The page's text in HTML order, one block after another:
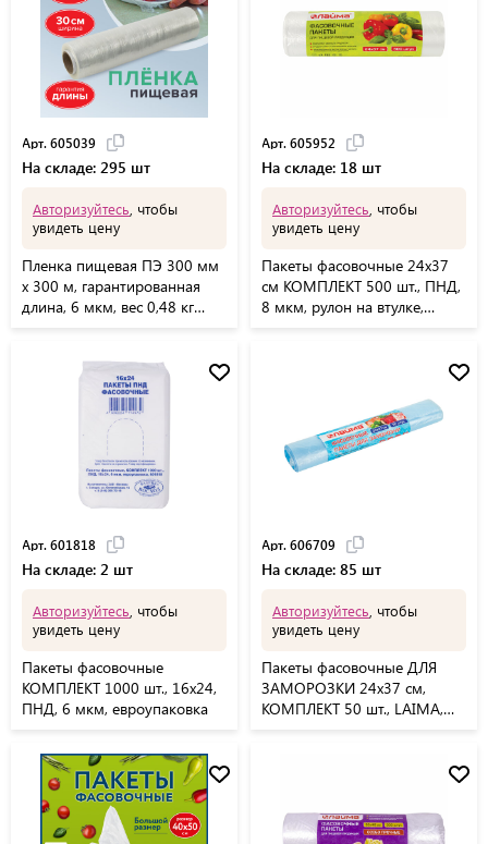
Арт. 605039
На складе: 295 шт
Авторизуйтесь , чтобы
увидеть цену
Пленка пищевая ПЭ 300 мм
х 300 м, гарантированная
длина, 6 мкм, вес 0,48 кг
Арт. 605952
На складе: 18 шт
Авторизуйтесь , чтобы
увидеть цену
Пакеты фасовочные 24х37
см КОМПЛЕКТ 500 шт., ПНД,
8 мкм, рулон на втулке,
Арт. 601818
На складе: 2 шт
Авторизуйтесь , чтобы
увидеть цену
Пакеты фасовочные
КОМПЛЕКТ 1000 шт., 16x24,
ПНД, 6 мкм, евроупаковка
Арт. 606709
На складе: 85 шт
Авторизуйтесь , чтобы
увидеть цену
Пакеты фасовочные ДЛЯ
ЗАМОРОЗКИ 24х37 см,
КОМПЛЕКТ 50 шт., LAIMA,